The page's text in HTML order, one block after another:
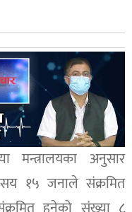
मन्त्रालयका अनुसार
१५ जनाले संक्रमित